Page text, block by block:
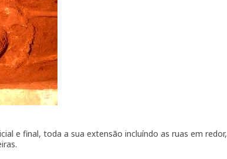
e final, toda a sua extensão incluíndo as ruas em redor,